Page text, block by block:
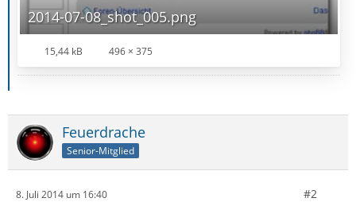
2014-07-08_shot_005.png
15,44 kB 496 × 375
Feuerdrache
Senior-Mitglied
8. Juli 2014 um 16:40 #2